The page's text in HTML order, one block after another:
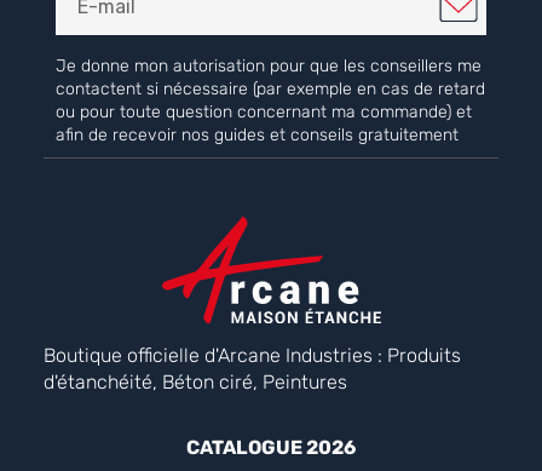
Je donne mon autorisation pour que les conseillers me
contactent si nécessaire (par exemple en cas de retard
ou pour toute question concernant ma commande) et
afin de recevoir nos guides et conseils gratuitement
Boutique officielle d'Arcane Industries : Produits
d'étanchéité, Béton ciré, Peintures
CATALOGUE 2026